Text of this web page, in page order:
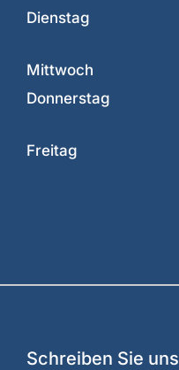
Dienstag
Mittwoch
Donnerstag
Freitag
Schreiben Sie uns